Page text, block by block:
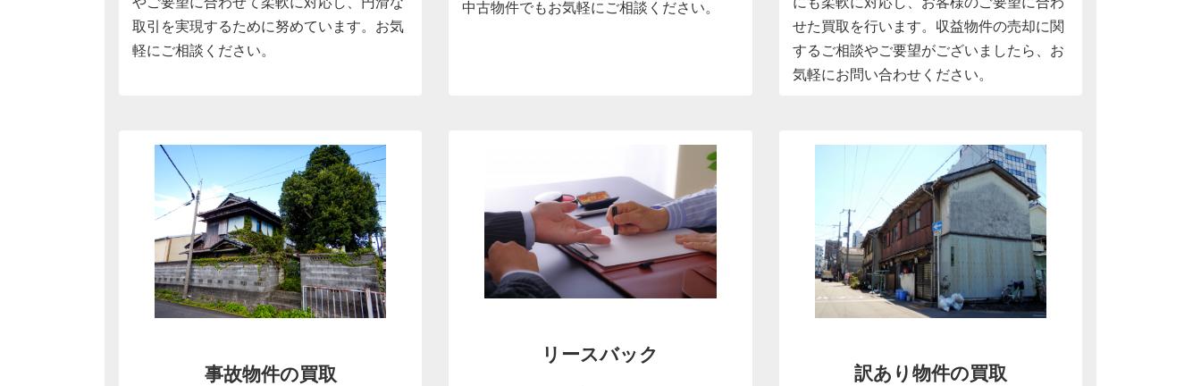
取引を実現するために努めています。お気
軽にご相談ください。
中古物件でもお気軽にご相談ください。
せた買取を行います。収益物件の売却に関
するご相談やご要望がございましたら、お
気軽にお問い合わせください。
事故物件の買取
リースバック
訳あり物件の買取